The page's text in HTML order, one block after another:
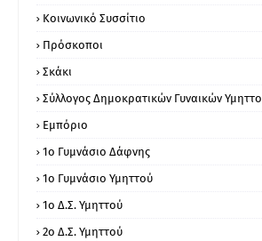
Κοινωνικό Συσσίτιο
Πρόσκοποι
Σκάκι
Σύλλογος Δημοκρατικών Γυναικών
Εμπόριο
1ο Γυμνάσιο Δάφνης
1ο Γυμνάσιο Υμηττού
1ο Δ.Σ. Υμηττού
2ο Δ.Σ. Υμηττού